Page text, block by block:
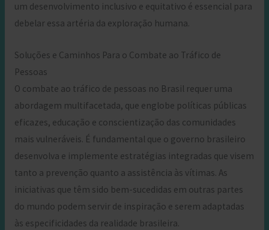
um desenvolvimento inclusivo e equitativo é essencial para
debelar essa artéria da exploração humana.
Soluções e Caminhos Para o Combate ao Tráfico de
Pessoas
O combate ao tráfico de pessoas no Brasil requer uma
abordagem multifacetada, que englobe políticas públicas
eficazes, educação e conscientização das comunidades
mais vulneráveis. É fundamental que o governo brasileiro
desenvolva e implemente estratégias integradas que visem
tanto a prevenção quanto a assistência às vítimas. As
iniciativas que têm sido bem-sucedidas em outras partes
do mundo podem servir de inspiração e serem adaptadas
às especificidades da realidade brasileira.